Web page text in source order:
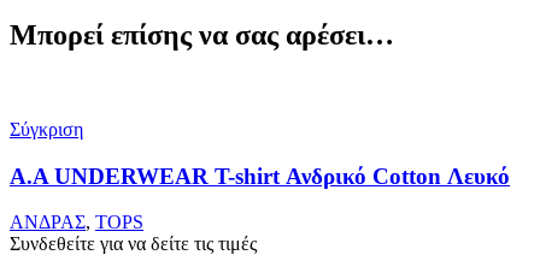
Μπορεί επίσης να σας αρέσει…
Σύγκριση
Α.A UNDERWEAR T-shirt Ανδρικό Cotton Λευκό
ΑΝΔΡΑΣ, TOPS
Συνδεθείτε για να δείτε τις τιμές